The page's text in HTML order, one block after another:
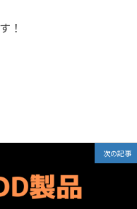
！
次の記事